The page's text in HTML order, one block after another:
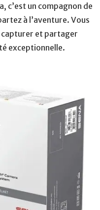
c’est un compagnon de
à l’aventure. Vous
capturer et partager
exceptionnelle.